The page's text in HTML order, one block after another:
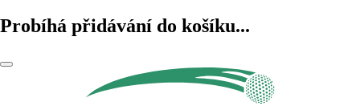
Probíhá přidávání do košíku...